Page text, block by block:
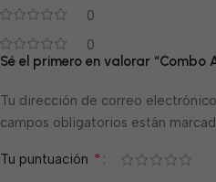
0
0
Sé el primero en valorar “Combo
Tu dirección de correo
campos obligatorios están
Tu puntuación *